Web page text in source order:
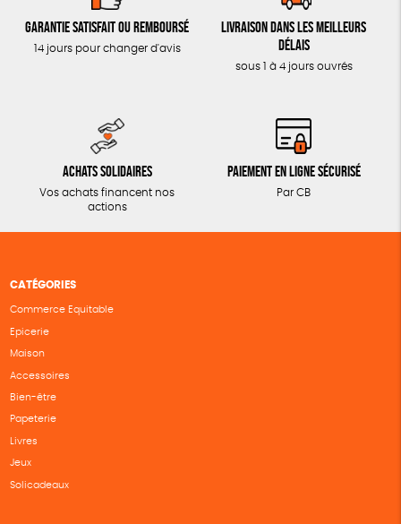
Garantie satisfait ou remboursé
14 jours pour changer d'avis
Livraison dans les meilleurs
délais
sous 1 à 4 jours ouvrés
Achats solidaires
Vos achats financent nos
actions
Paiement en ligne sécurisé
Par CB
CATÉGORIES
Commerce Equitable
Epicerie
Maison
Accessoires
Bien-être
Papeterie
Livres
Jeux
Solicadeaux